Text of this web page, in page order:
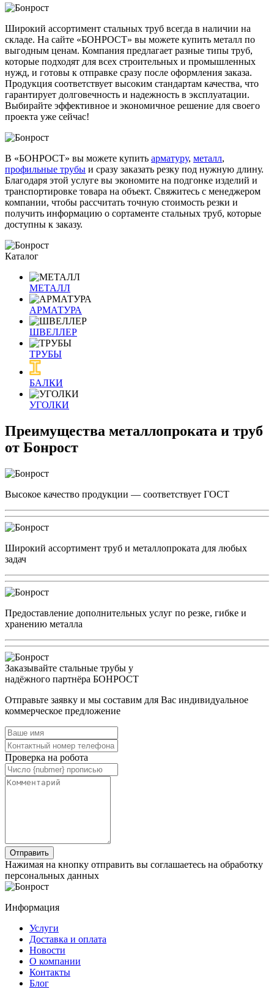
Широкий ассортимент стальных труб всегда в наличии на
складе. На сайте «БОНРОСТ» вы можете купить металл по
выгодным ценам. Компания предлагает разные типы труб,
которые подходят для всех строительных и промышленных
нужд, и готовы к отправке сразу после оформления заказа.
Продукция соответствует высоким стандартам качества, что
гарантирует долговечность и надежность в эксплуатации.
Выбирайте эффективное и экономичное решение для своего
проекта уже сейчас!
В «БОНРОСТ» вы можете купить арматуру, металл,
профильные трубы и сразу заказать резку под нужную длину.
Благодаря этой услуге вы экономите на подгонке изделий и
транспортировке товара на объект. Свяжитесь с менеджером
компании, чтобы рассчитать точную стоимость резки и
получить информацию о сортаменте стальных труб, которые
доступны к заказу.
Каталог
МЕТАЛЛ
АРМАТУРА
ШВЕЛЛЕР
ТРУБЫ
БАЛКИ
УГОЛКИ
Преимущества металлопроката и труб
от Бонрост
Высокое качество продукции — соответствует ГОСТ
Широкий ассортимент труб и металлопроката для любых
задач
Предоставление дополнительных услуг по резке, гибке и
хранению металла
Заказывайте стальные трубы у
надёжного партнёра БОНРОСТ
Отправьте заявку и мы составим для Вас индивидуальное
коммерческое предложение
Проверка на робота
Нажимая на кнопку отправить вы соглашаетесь на обработку
персональных данных
Информация
Услуги
Доставка и оплата
Новости
О компании
Контакты
Блог